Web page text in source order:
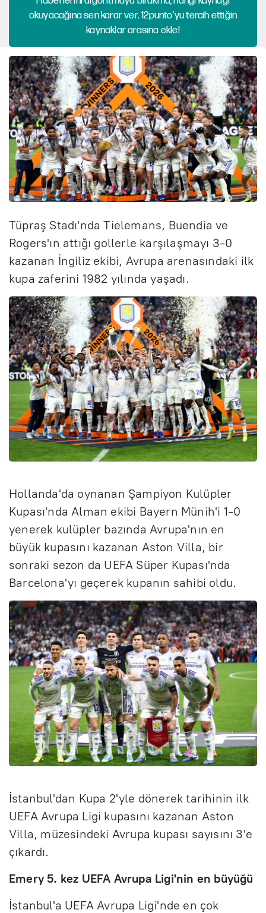
okuyacağına sen karar ver. 12punto'yu tercih ettiğin
kaynaklar arasına ekle!
Tüpraş Stadı'nda Tielemans, Buendia ve
Rogers'ın attığı gollerle karşılaşmayı 3-0
kazanan İngiliz ekibi, Avrupa arenasındaki ilk
kupa zaferini 1982 yılında yaşadı.
Hollanda'da oynanan Şampiyon Kulüpler
Kupası'nda Alman ekibi Bayern Münih'i 1-0
yenerek kulüpler bazında Avrupa'nın en
büyük kupasını kazanan Aston Villa, bir
sonraki sezon da UEFA Süper Kupası'nda
Barcelona'yı geçerek kupanın sahibi oldu.
İstanbul'dan Kupa 2'yle dönerek tarihinin ilk
UEFA Avrupa Ligi kupasını kazanan Aston
Villa, müzesindeki Avrupa kupası sayısını 3'e
çıkardı.
Emery 5. kez UEFA Avrupa Ligi'nin en büyüğü
İstanbul'a UEFA Avrupa Ligi'nde en çok